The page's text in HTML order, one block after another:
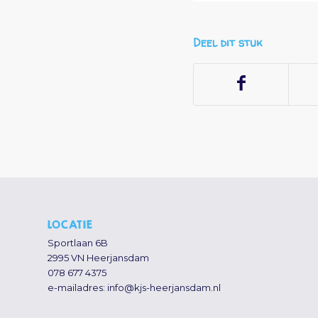
Deel dit stuk
LOCATIE
Sportlaan 6B
2995 VN Heerjansdam
078 677 4375
e-mailadres: info@kjs-heerjansdam.nl